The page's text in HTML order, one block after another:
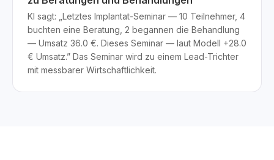
KI sagt: „Letztes Implantat-Seminar — 10 Teilnehmer, 4
buchten eine Beratung, 2 begannen die Behandlung
— Umsatz 36.0 €. Dieses Seminar — laut Modell +28.0
€ Umsatz.” Das Seminar wird zu einem Lead-Trichter
mit messbarer Wirtschaftlichkeit.